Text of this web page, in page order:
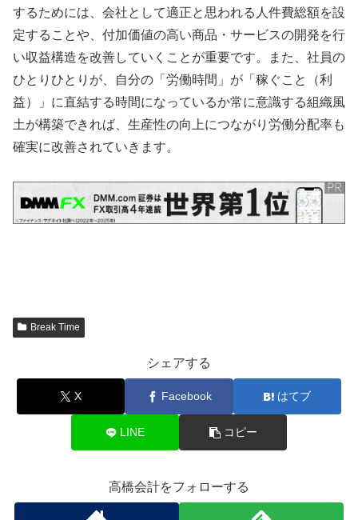
するためには、会社として適正と思われる人件費総額を設
定することや、付加価値の高い商品・サービスの開発を行
い収益構造を改善していくことが重要です。また、社員の
ひとりひとりが、自分の「労働時間」が「稼ぐこと（利
益）」に直結する時間になっているか常に意識する組織風
土が構築できれば、生産性の向上につながり労働分配率も
確実に改善されていきます。
Break Time
シェアする
X Facebook はてブ
LINE コピー
高橋会計をフォローする